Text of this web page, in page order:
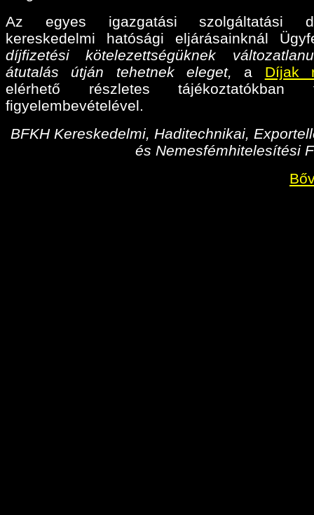
Az egyes igazgatási szolgáltatási
kereskedelmi hatósági eljárásainknál
díjfizetési kötelezettségüknek
átutalás útján tehetnek eleget, a Díjak
elérhető részletes tájékoztatókban
figyelembevételével.
BFKH Kereskedelmi, Haditechnikai,
és Nemesfémhitelesítési